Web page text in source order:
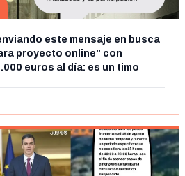
este mensaje en busca
proyecto online” con
euros al día: es un timo